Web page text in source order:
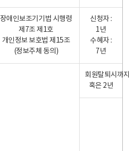
장애인보조기기법 시행령
제7조 제1호
개인정보 보호법 제15조
(정보주체 동의)
신청자 :
1년
수혜자 :
7년
회원탈퇴시까
혹은 2년